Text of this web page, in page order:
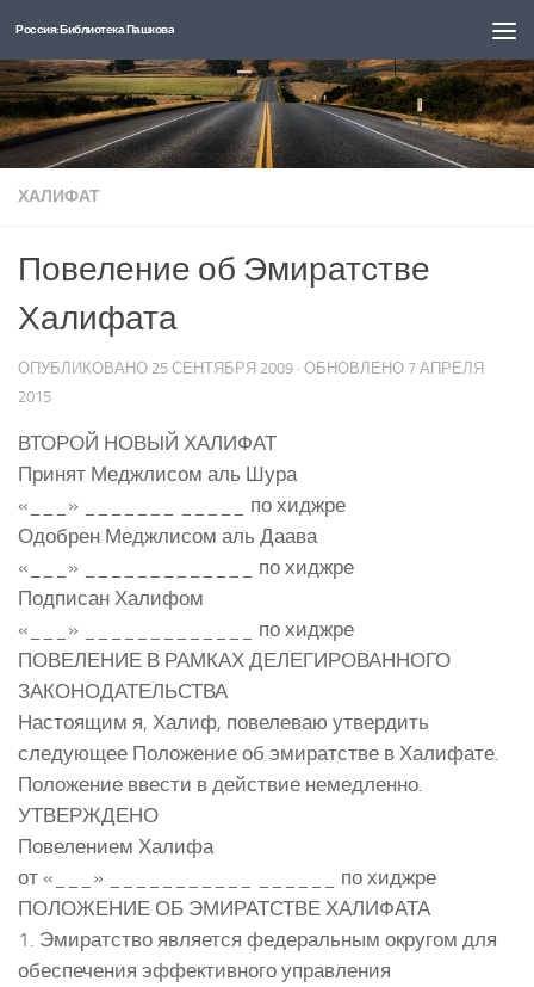
Перейти к содержимому
Россия: Библиотека Пашкова
ХАЛИФАТ
Повеление об Эмиратстве
Халифата
ОПУБЛИКОВАНО 25 СЕНТЯБРЯ 2009 · ОБНОВЛЕНО 7 АПРЕЛЯ
2015
ВТОРОЙ НОВЫЙ ХАЛИФАТ
Принят Меджлисом аль Шура
«___» _______ _____ по хиджре
Одобрен Меджлисом аль Даава
«___» _____________ по хиджре
Подписан Халифом
«___» _____________ по хиджре
ПОВЕЛЕНИЕ В РАМКАХ ДЕЛЕГИРОВАННОГО
ЗАКОНОДАТЕЛЬСТВА
Настоящим я, Халиф, повелеваю утвердить
следующее Положение об эмиратстве в Халифате.
Положение ввести в действие немедленно.
УТВЕРЖДЕНО
Повелением Халифа
от «___» ___________ ______ по хиджре
ПОЛОЖЕНИЕ ОБ ЭМИРАТСТВЕ ХАЛИФАТА
1. Эмиратство является федеральным округом для
обеспечения эффективного управления